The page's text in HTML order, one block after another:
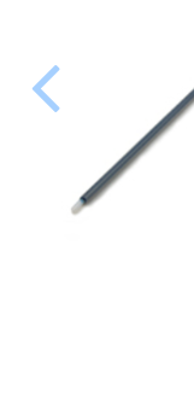
PERKINELMER
SHIMADZU